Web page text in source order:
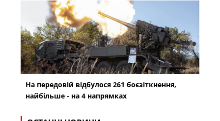
На передовій відбулося 261 боєзіткнення,
найбільше - на 4 напрямках